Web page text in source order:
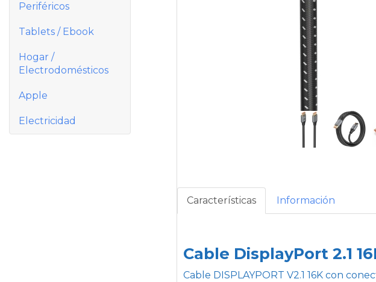
Periféricos
Tablets / Ebook
Hogar /
Electrodomésticos
Apple
Electricidad
Características Información
Cable DisplayPort 2.1
Cable DISPLAYPORT V2.1 16K con